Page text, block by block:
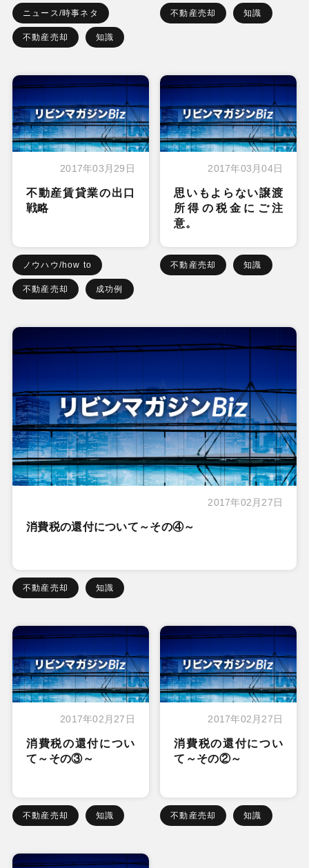
ニュース/時事ネタ
不動産売却 知識
不動産売却 知識
2017年03月29日
不動産賃貸業の出口
戦略
ノウハウ/how to
不動産売却 成功例
2017年03月04日
思いもよらない譲渡
所得の税金にご注
意。
不動産売却 知識
2017年02月27日
消費税の還付について～その④～
不動産売却 知識
2017年02月27日
消費税の還付につい
て～その③～
不動産売却 知識
2017年02月27日
消費税の還付につい
て～その②～
不動産売却 知識